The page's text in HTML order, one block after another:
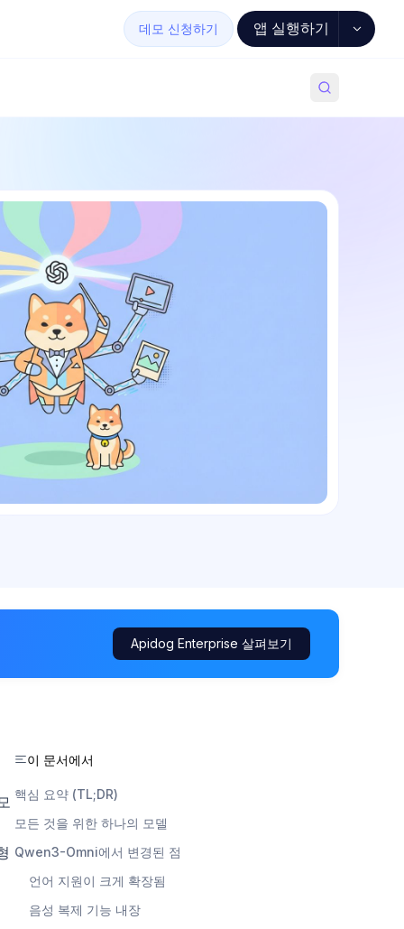
데모 신청하기 앱 실행하기
Apidog Enterprise 살펴보기
이 문서에서
핵심 요약 (TL;DR)
모든 것을 위한 하나의 모델
Qwen3-Omni에서 변경된 점
언어 지원이 크게 확장됨
음성 복제 기능 내장